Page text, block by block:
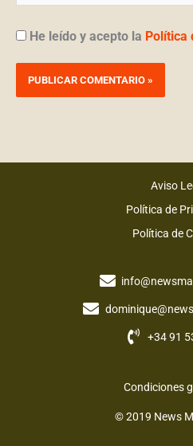
He leído y acepto la Política
Aviso
Política de
Política de
+34 91
Condiciones
© 2019 News